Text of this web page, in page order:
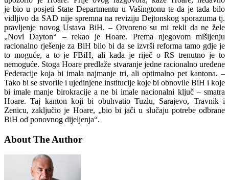
je bio u posjeti State Departmentu u Vašingtonu te da je tada bilo
vidljivo da SAD nije spremna na reviziju Dejtonskog sporazuma tj.
pravljenje novog Ustava BiH. – Otvoreno su mi rekli da ne žele
„Novi Dayton“ – rekao je Hoare. Prema njegovom mišljenju
racionalno rješenje za BiH bilo bi da se izvrši reforma tamo gdje je
to moguće, a to je FBiH, ali kada je riječ o RS trenutno je to
nemoguće. Stoga Hoare predlaže stvaranje jedne racionalno uređene
Federacije koja bi imala najmanje tri, ali optimalno pet kantona. –
Tako bi se stvorile i ujedinjene institucije koje bi obnovile BiH i koje
bi imale manje birokracije a ne bi imale nacionalni ključ – smatra
Hoare. Taj kanton koji bi obuhvatio Tuzlu, Sarajevo, Travnik i
Zenicu, zaključio je Hoare, „bio bi jači u slučaju potrebe odbrane
BiH od ponovnog dijeljenja“.
About The Author